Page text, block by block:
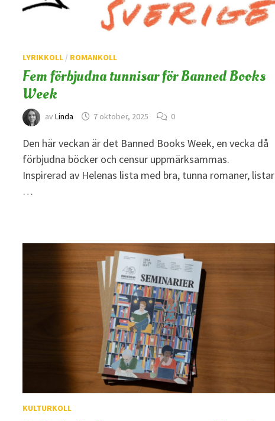
LYRIKKOLL / ROMANKOLL
Fem förbjudna tunnisar för Banned Books
Week
avLinda 7 oktober, 2025 0
Den här veckan är det Banned Books Week, en vecka då
förbjudna böcker och censur uppmärksammas.
Inspirerad av Helenas lista med bra, tunna romaner, listar
…
KULTURKOLL